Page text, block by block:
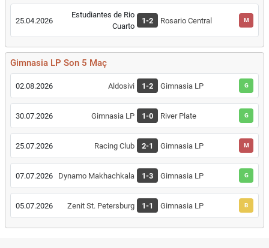
25.04.2026
Estudiantes de Rio
Cuarto
1-2 Rosario Central M
Gimnasia LP Son 5 Maç
02.08.2026 Aldosivi 1-2 Gimnasia LP G
30.07.2026 Gimnasia LP 1-0 River Plate G
25.07.2026 Racing Club 2-1 Gimnasia LP M
07.07.2026 Dynamo Makhachkala 1-3 Gimnasia LP G
05.07.2026 Zenit St. Petersburg 1-1 Gimnasia LP B